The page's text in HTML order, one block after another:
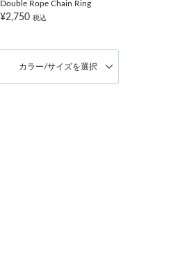
Double Rope Chain Ring
¥2,750税込
カラー/サイズを選択